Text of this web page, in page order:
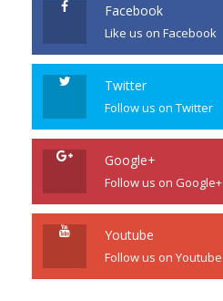
Facebook
Like us on Facebook
Twitter
Follow us on Twitter
Google+
Follow us on Google+
Youtube
Follow us on Youtube